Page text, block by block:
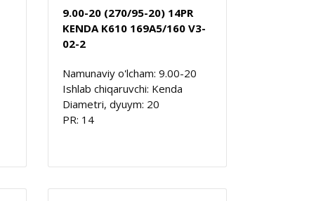
9.00-20 (270/95-20) 14PR
KENDA K610 169A5/160 V3-
02-2
Namunaviy o'lcham: 9.00-20
Ishlab chiqaruvchi: Kenda
Diametri, dyuym: 20
PR: 14